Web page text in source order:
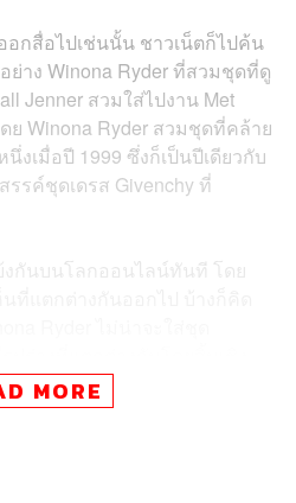
อกสื่อไปเช่นนั้น ชาวเน็ตก็ไปค้น
าง Winona Ryder ที่สวมชุดที่ดู
Jenner สวมใส่ไปงาน Met
ย Winona Ryder สวมชุดที่คล้าย
เมื่อปี 1999 ซึ่งก็เป็นปีเดียวกับ
รรค์ชุดเดรส Givenchy ที่
งกันบนโลกออนไลน์ทันที โดย
ชุดดังกล่าวมาจากคอลเล็กชัน
ชุดซ้ำกันขึ้นมาหลายๆ ชุด และ
MORE